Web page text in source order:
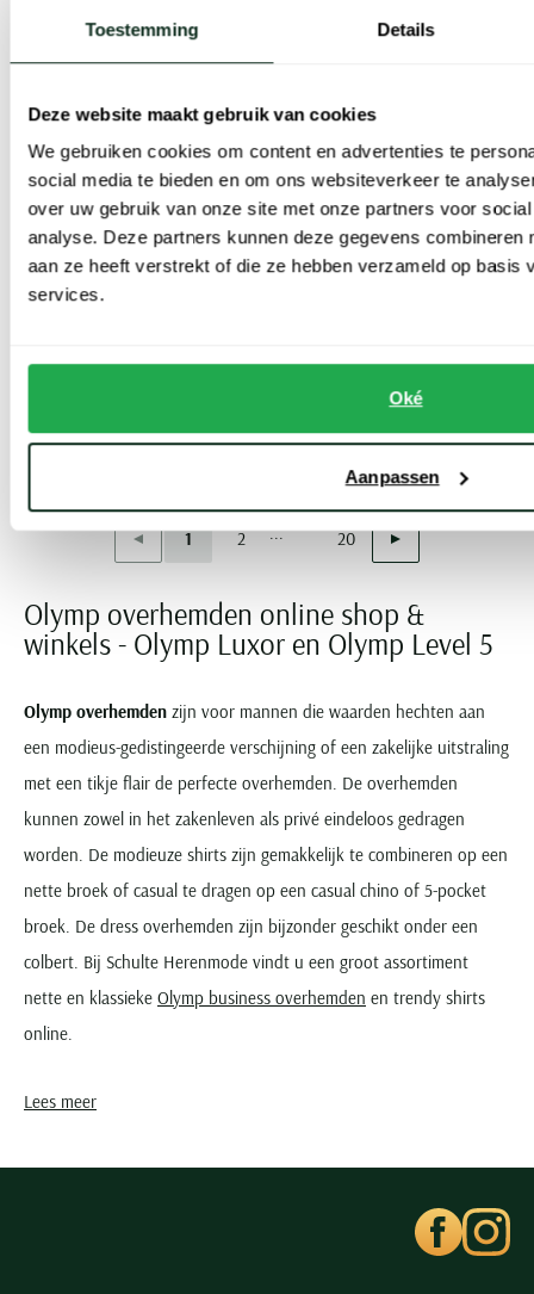
Toestemming Details
Deze website maakt gebruik van cookies
We gebruiken cookies om content en advertenties te
social media te bieden en om ons websiteverkeer te
over uw gebruik van onze site met onze partners voor
analyse. Deze partners kunnen deze gegevens combineren
aan ze heeft verstrekt of die ze hebben verzameld op basis
services.
Oké
Aanpassen
Olymp
Strijkvrij
Toon volgende artikelen
Vorige
1 2
...
Page
20 Volgende
Olymp overhemden online shop &
winkels - Olymp Luxor en Olymp Level 5
Olymp overhemden zijn voor mannen die waarden hechten aan
een modieus-gedistingeerde verschijning of een zakelijke uitstraling
met een tikje flair de perfecte overhemden. De overhemden
kunnen zowel in het zakenleven als privé eindeloos gedragen
worden. De modieuze shirts zijn gemakkelijk te combineren op een
nette broek of casual te dragen op een casual chino of 5-pocket
broek. De dress overhemden zijn bijzonder geschikt onder een
colbert. Bij Schulte Herenmode vindt u een groot assortiment
nette en klassieke Olymp business overhemden en trendy shirts
online.
Design en kenmerken
EenOlymp overhemdkenmerkt zich door de hoogwaardige
winkels kunt u verschillende lijnen aan van de overhemden kopen:
Lees meer